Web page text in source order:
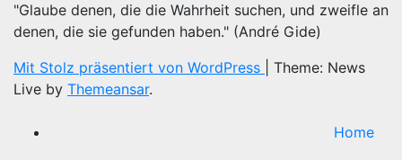
"Glaube denen, die die Wahrheit suchen, und zweifle an
denen, die sie gefunden haben." (André Gide)
Mit Stolz präsentiert von WordPress
Theme: News
Live by Themeansar.
Home